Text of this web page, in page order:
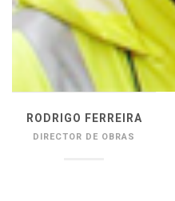
RODRIGO FERREIRA
DIRECTOR DE OBRAS